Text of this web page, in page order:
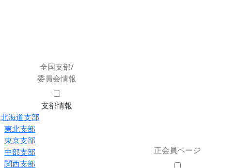
全国支部/
委員会情報
支部情報
北海道支部
東北支部
東京支部
中部支部
関西支部
正会員ページ